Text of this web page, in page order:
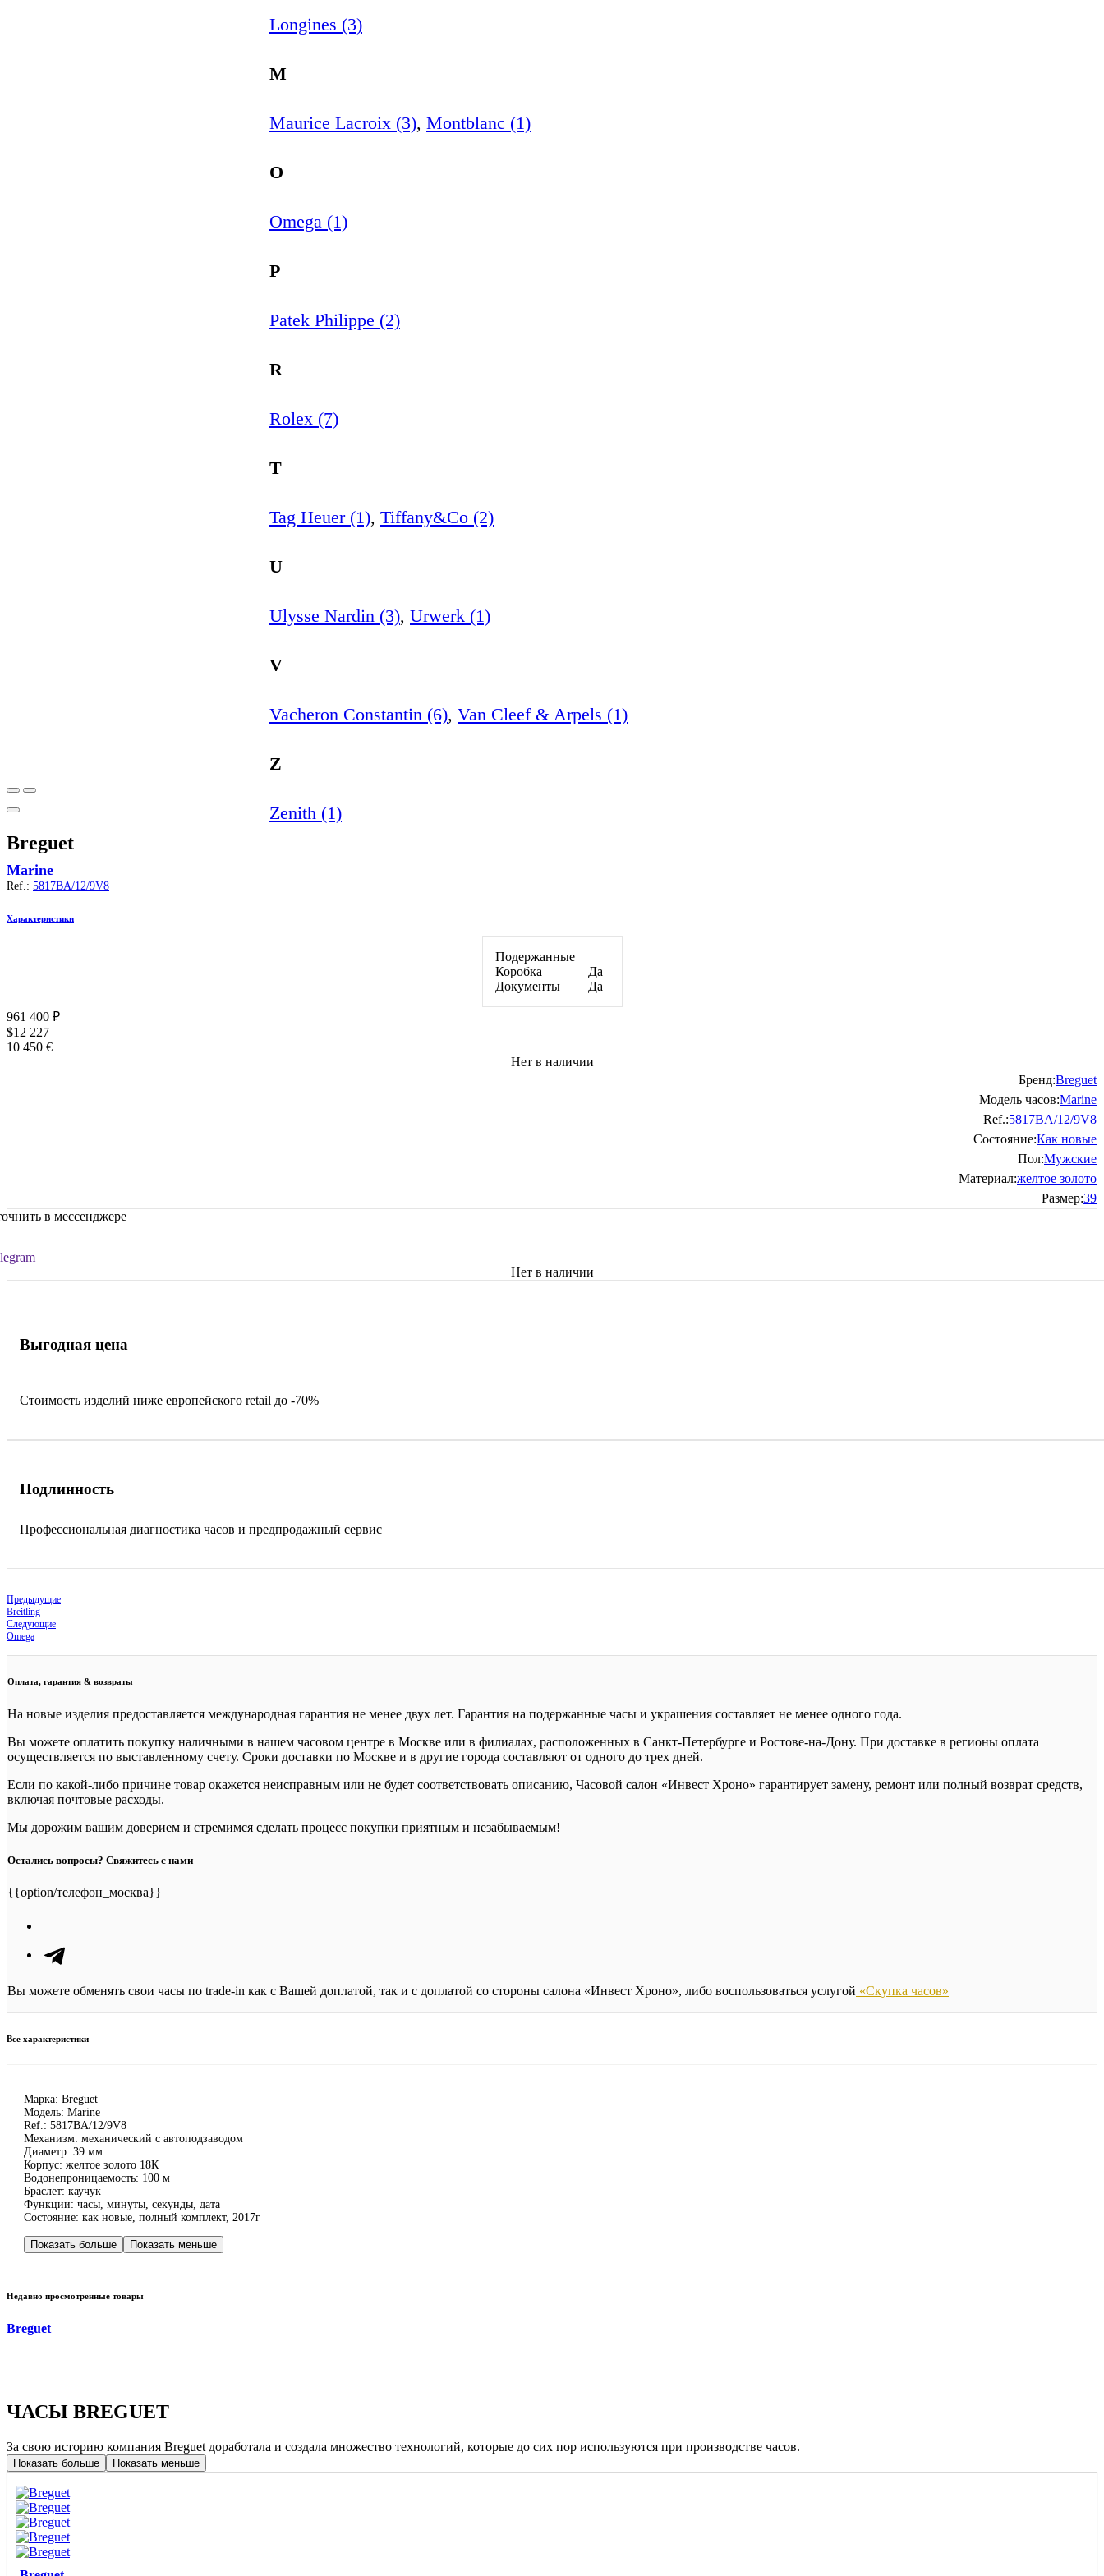
Longines (3)
M
Maurice Lacroix (3), Montblanc (1)
O
Omega (1)
P
Patek Philippe (2)
R
Rolex (7)
T
Tag Heuer (1), Tiffany&Co (2)
U
Ulysse Nardin (3), Urwerk (1)
V
Vacheron Constantin (6), Van Cleef & Arpels (1)
Z
Zenith (1)
Breguet
Marine
Ref.: 5817BA/12/9V8
Характеристики
Подержанные
Коробка
Да
Документы
Да
961 400 ₽
$12 227
10 450 €
Нет в наличии
Бренд:Breguet
Модель часов:Marine
Ref.:5817BA/12/9V8
Состояние:Как новые
Пол:Мужские
Материал:желтое золото
Размер:39
в мессенджере
Нет в наличии
Выгодная цена
Стоимость изделий ниже европейского retail до -70%
Подлинность
Профессиональная диагностика часов и предпродажный сервис
Предыдущие
Breitling
Следующие
Omega
Оплата, гарантия & возвраты
На новые изделия предоставляется международная гарантия не менее двух лет. Гарантия на подержанные часы и украшения составляет не менее одного года.
Вы можете оплатить покупку наличными в нашем часовом центре в Москве или в филиалах, расположенных в Санкт-Петербурге и Ростове-на-Дону. При доставке в регионы оплата
осуществляется по выставленному счету. Сроки доставки по Москве и в другие города составляют от одного до трех дней.
Если по какой-либо причине товар окажется неисправным или не будет соответствовать описанию, Часовой салон «Инвест Хроно» гарантирует замену, ремонт или полный возврат средств,
включая почтовые расходы.
Мы дорожим вашим доверием и стремимся сделать процесс покупки приятным и незабываемым!
Остались вопросы? Свяжитесь с нами
{{option/телефон_москва}}
Вы можете обменять свои часы по trade-in как с Вашей доплатой, так и с доплатой со стороны салона «Инвест Хроно», либо воспользоваться услугой «Скупка часов»
Все характеристики
Марка: Breguet
Модель: Marine
Ref.: 5817BA/12/9V8
Механизм: механический с автоподзаводом
Диаметр: 39 мм.
Корпус: желтое золото 18К
Водонепроницаемость: 100 м
Браслет: каучук
Функции: часы, минуты, секунды, дата
Состояние: как новые, полный комплект, 2017г
Показать больше Показать меньше
Недавно просмотренные товары
Breguet
ЧАСЫ BREGUET
За свою историю компания Breguet доработала и создала множество технологий, которые до сих пор используются при производстве часов.
Показать больше Показать меньше